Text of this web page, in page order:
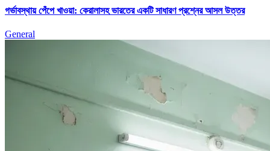
গর্ভাবস্থায় পেঁপে খাওয়া: কেরালাসহ ভারতের একটি সাধারণ প্রশ্নের আসল উত্তর
General